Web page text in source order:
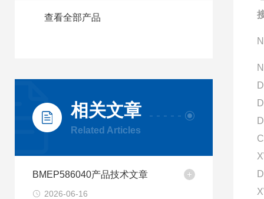
查看全部产品
相关文章
Related Articles
BMEP586040产品技术文章
2026-06-16